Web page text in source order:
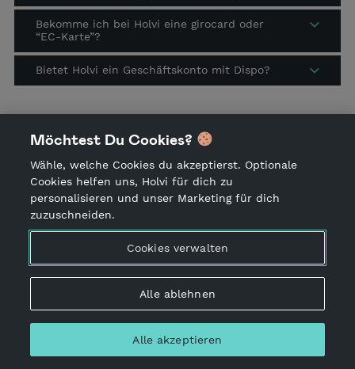
Bekomme ich bei Holvi eine girocard oder
“EC-Karte”?
Bietet Holvi ein Geschäftskonto mit Dispo?
Land
Das ist Holvi
Informationen
Unternehmen
Möchtest Du Cookies?
Wähle, welche Cookies du akzeptierst. Optionale
Cookies helfen uns, Holvi für dich zu
personalisieren und unser Marketing für dich
zuzuschneiden.
Cookies verwalten
Alle ablehnen
Alle akzeptieren